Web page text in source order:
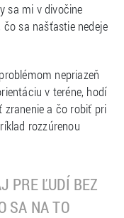
sa mi v divočine
sa našťastie nedeje
nepriazeň
v teréne, hodí
zranenie a čo robiť pri
rozzúrenou
PRE ĽUDÍ BEZ
SA NA TO